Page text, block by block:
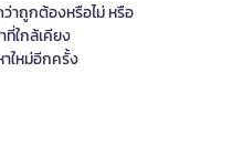
าถูกต้องหรือไม่ หรือ
ที่ใกล้เคียง
ใหม่อีกครั้ง